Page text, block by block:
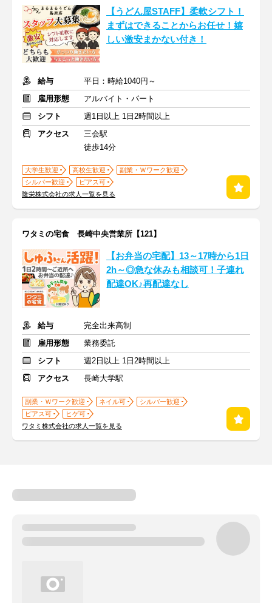
【うどん屋STAFF】柔軟シフト！
まずはできることからお任せ！嬉
しい激安まかない付き！
給与
平日：時給1040円～
雇用形態
アルバイト・パート
シフト
週1日以上 1日2時間以上
アクセス
三会駅
徒歩14分
大学生歓迎 高校生歓迎
副業・Ｗワーク歓迎
シルバー歓迎
ピアス可
隆栄株式会社の求人一覧を見る
ワタミの宅食 長崎中央営業所【121】
【お弁当の宅配】13～17時から1日
2h～◎急な休みも相談可！子連れ
配達OK♪再配達なし
給与
完全出来高制
雇用形態
業務委託
シフト
週2日以上 1日2時間以上
アクセス
長崎大学駅
副業・Ｗワーク歓迎 ネイル可
シルバー歓迎
ピアス可
ヒゲ可
ワタミ株式会社の求人一覧を見る